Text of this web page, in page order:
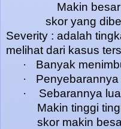
Makin
skor yang
Severity : adalah
melihat dari kasus
·
Banyak
·
·
Sebarannya
Makin tinggi
skor makin